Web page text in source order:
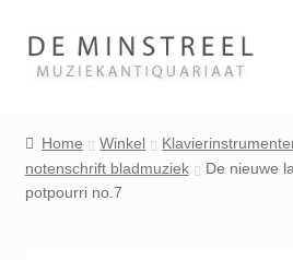
Ga
door
Ga
naar
Contact
Home Winkel
notenschrift bladmuziek
De nieuwe
potpourri no.7